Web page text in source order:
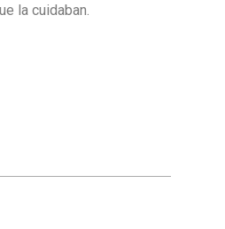
la cuidaban.